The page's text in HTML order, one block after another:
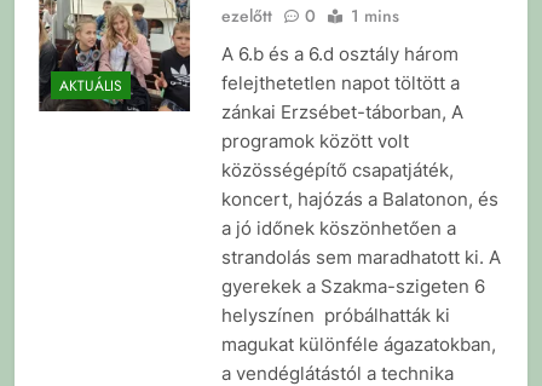
AKTUÁLIS
ezelőtt
0 1 mins
A 6.b és a 6.d osztály három
felejthetetlen napot töltött a
zánkai Erzsébet-táborban, A
programok között volt
közösségépítő csapatjáték,
koncert, hajózás a Balatonon, és
a jó időnek köszönhetően a
strandolás sem maradhatott ki. A
gyerekek a Szakma-szigeten 6
helyszínen próbálhatták ki
magukat különféle ágazatokban,
a vendéglátástól a technika